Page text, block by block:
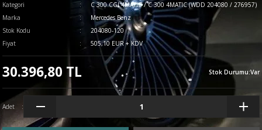
Kategori
C 300 CGI 4MATIC / C 300 4MATIC (WDD 204080 / 276957)
Marka
Mercedes Benz
Stok Kodu
204080-120
Fiyat
505,10 EUR + KDV
30.396,80 TL Stok Durumu:Var
Adet